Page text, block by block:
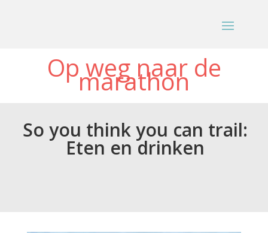
Op weg naar de
marathon
So you think you can trail:
Eten en drinken